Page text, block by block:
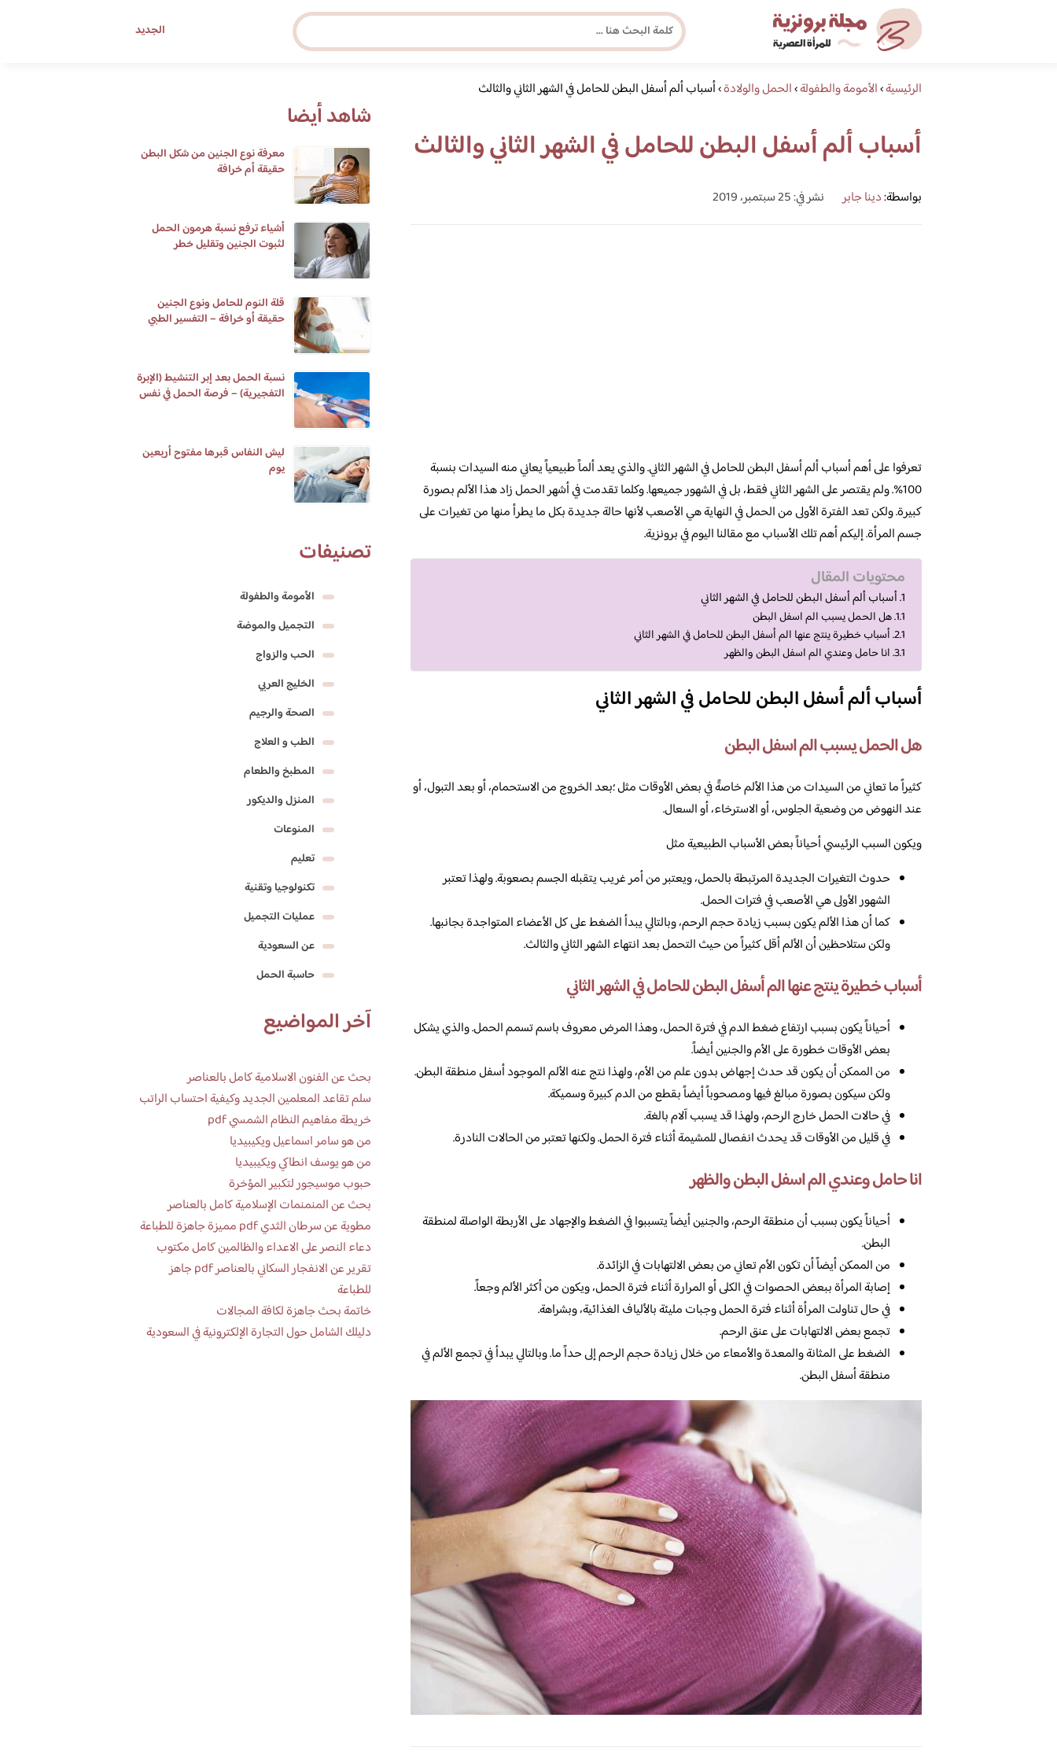
الجديد
مجلة برونزية للفتاة العصرية
ابحث عن أي موضوع يهمك
الرئيسية›الأمومة والطفولة›الحمل والولادة›أسباب ألم أسفل البطن للحامل في الشهر الثاني والثالث
أسباب ألم أسفل البطن للحامل في الشهر الثاني والثالث
بواسطة:دينا جابر نشر في: 25 سبتمبر، 2019
تعرفوا على أهم أسباب ألم أسفل البطن للحامل في الشهر الثاني. والذي يعد ألماً طبيعياً يعاني منه السيدات بنسبة
100%. ولم يقتصر على الشهر الثاني فقط، بل في الشهور جميعها. وكلما تقدمت في أشهر الحمل زاد هذا الألم بصورة
كبيرة. ولكن تعد الفترة الأولى من الحمل في النهاية هي الأصعب لأنها حالة جديدة بكل ما يطرأ منها من تغيرات على
جسم المرأة. إليكم أهم تلك الأسباب مع مقالنا اليوم في برونزية.
محتويات المقال
أسباب ألم أسفل البطن للحامل في الشهر الثاني
هل الحمل يسبب الم اسفل البطن
أسباب خطيرة ينتج عنها الم أسفل البطن للحامل في الشهر الثاني
انا حامل وعندي الم اسفل البطن والظهر
أسباب ألم أسفل البطن للحامل في الشهر الثاني
هل الحمل يسبب الم اسفل البطن
كثيراً ما تعاني من السيدات من هذا الألم خاصةً في بعض الأوقات مثل ؛بعد الخروج من الاستحمام، أو بعد التبول، أو
عند النهوض من وضعية الجلوس، أو الاسترخاء، أو السعال.
ويكون السبب الرئيسي أحياناً بعض الأسباب الطبيعية مثل
حدوث التغيرات الجديدة المرتبطة بالحمل، ويعتبر من أمر غريب يتقبله الجسم بصعوبة. ولهذا تعتبر
الشهور الأولى هي الأصعب في فترات الحمل.
كما أن هذا الألم يكون بسبب زيادة حجم الرحم، وبالتالي يبدأ الضغط على كل الأعضاء المتواجدة بجانبها.
ولكن ستلاحظين أن الألم أقل كثيراً من حيث التحمل بعد انتهاء الشهر الثاني والثالث.
أسباب خطيرة ينتج عنها الم أسفل البطن للحامل في الشهر الثاني
أحياناً يكون بسبب ارتفاع ضغط الدم في فترة الحمل، وهذا المرض معروف باسم تسمم الحمل. والذي يشكل
بعض الأوقات خطورة على الأم والجنين أيضاً.
من الممكن أن يكون قد حدث إجهاض بدون علم من الأم، ولهذا نتج عنه الألم الموجود أسفل منطقة البطن.
ولكن سيكون بصورة مبالغ فيها ومصحوباً أيضاً بقطع من الدم كبيرة وسميكة.
في حالات الحمل خارج الرحم، ولهذا قد يسبب آلام بالغة.
في قليل من الأوقات قد يحدث انفصال للمشيمة أثناء فترة الحمل. ولكنها تعتبر من الحالات النادرة.
انا حامل وعندي الم اسفل البطن والظهر
أحياناً يكون بسبب أن منطقة الرحم، والجنين أيضاً يتسببوا في الضغط والإجهاد على الأربطة الواصلة لمنطقة
البطن.
من الممكن أيضاً أن تكون الأم تعاني من بعض الالتهابات في الزائدة.
إصابة المرأة ببعض الحصوات في الكلى أو المرارة أثناء فترة الحمل، ويكون من أكثر الألم وجعاً.
في حال تناولت المرأة أثناء فترة الحمل وجبات مليئة بالألياف الغذائية، وبشراهة.
تجمع بعض الالتهابات على عنق الرحم.
الضغط على المثانة والمعدة والأمعاء من خلال زيادة حجم الرحم إلى حداً ما. وبالتالي يبدأ في تجمع الألم في
منطقة أسفل البطن.
شاهد أيضا
معرفة نوع الجنين من شكل البطن
حقيقة أم خرافة
أشياء ترفع نسبة هرمون الحمل
لثبوت الجنين وتقليل خطر
قلة النوم للحامل ونوع الجنين
حقيقة أو خرافة – التفسير الطبي
نسبة الحمل بعد إبر التنشيط (الإبرة
التفجيرية) – فرصة الحمل في نفس
ليش النفاس قبرها مفتوح أربعين
يوم
تصنيفات
الأمومة والطفولة
التجميل والموضة
الحب والزواج
الخليج العربي
الصحة والرجيم
الطب و العلاج
المطبخ والطعام
المنزل والديكور
المنوعات
تعليم
تكنولوجيا وتقنية
عمليات التجميل
عن السعودية
حاسبة الحمل
آخر المواضيع
بحث عن الفنون الاسلامية كامل بالعناصر
سلم تقاعد المعلمين الجديد وكيفية احتساب الراتب
خريطة مفاهيم النظام الشمسي pdf
من هو سامر اسماعيل ويكيبيديا
من هو يوسف انطاكي ويكيبيديا
حبوب موسيجور لتكبير المؤخرة
بحث عن المنمنمات الإسلامية كامل بالعناصر
مطوية عن سرطان الثدي pdf مميزة جاهزة للطباعة
دعاء النصر على الاعداء والظالمين كامل مكتوب
تقرير عن الانفجار السكاني بالعناصر pdf جاهز
للطباعة
خاتمة بحث جاهزة لكافة المجالات
دليلك الشامل حول التجارة الإلكترونية في السعودية